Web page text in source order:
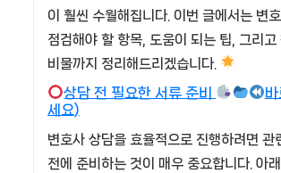
이 훨씬 수월해집니다. 이번 글에서는 변
점검해야 할 항목, 도움이 되는 팁, 그리고
비물까지 정리해드리겠습니다.
상담 전 필요한 서류 준비
세요)
변호사 상담을 효율적으로 진행하려면 관
전에 준비하는 것이 매우 중요합니다. 아